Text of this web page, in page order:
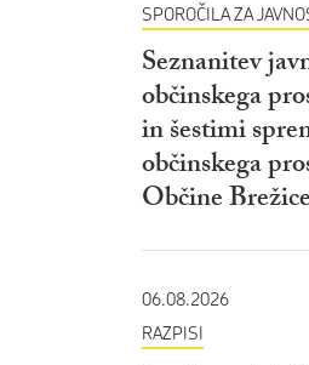
SPOROČILA ZA
Seznanitev
občinskega
in šestimi
občinskega
Občine Brežice
06.08.2026
RAZPISI